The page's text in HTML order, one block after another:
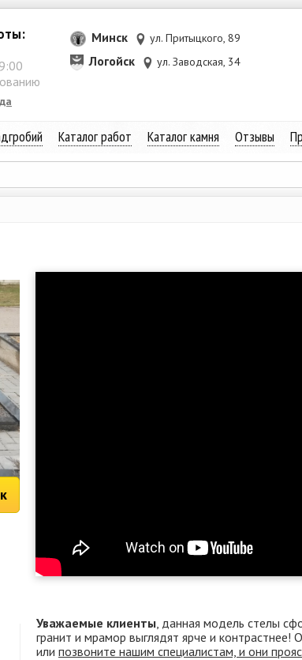
Минск ул. Притыцкого, 89
Логойск ул. Заводская, 34
Каталог работ Каталог камня Отзывы
Уважаемые клиенты , данная модель стелы
гранит и мрамор выглядят ярче и контрастнее!
или позвоните нашим специалистам, и они